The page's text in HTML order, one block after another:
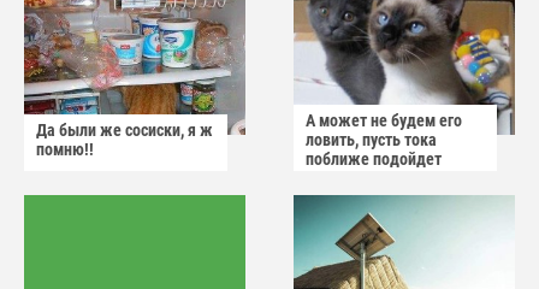
Да были же сосиски, я ж
помню!!
А может не будем его
ловить, пусть тока
поближе подойдет